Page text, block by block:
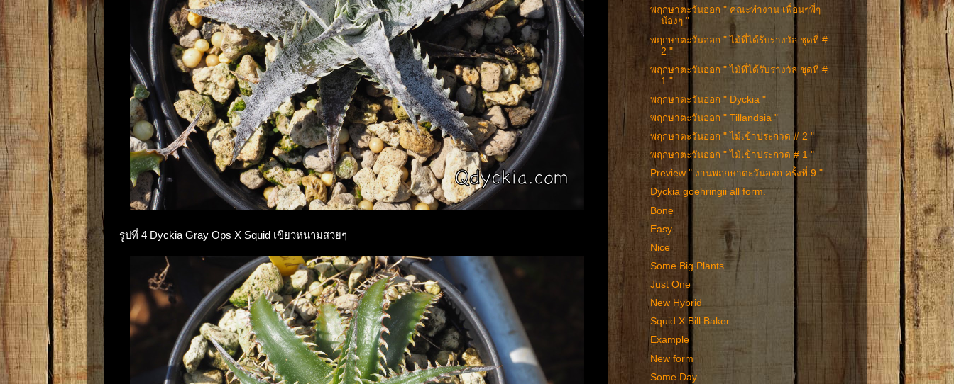
รูปที่ 4 Dyckia Gray Ops X Squid เขียวหนามสวยๆ
พฤกษาตะวันออก " คณะทำงาน เพื่อนๆพี่ๆ
น้องๆ "
พฤกษาตะวันออก " ไม้ที่ได้รับรางวัล ชุดที่ #
2 "
พฤกษาตะวันออก " ไม้ที่ได้รับรางวัล ชุดที่ #
1 "
พฤกษาตะวันออก " Dyckia "
พฤกษาตะวันออก " Tillandsia "
พฤกษาตะวันออก " ไม้เข้าประกวด # 2 "
พฤกษาตะวันออก " ไม้เข้าประกวด # 1 "
Preview " งานพฤกษาตะวันออก ครั้งที่ 9 "
Dyckia goehringii all form.
Bone
Easy
Nice
Some Big Plants
Just One
New Hybrid
Squid X Bill Baker
Example
New form
Some Day